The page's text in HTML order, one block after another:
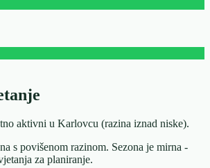
aktivni u Karlovcu (razina iznad niske).
s povišenom razinom. Sezona je mirna -
za planiranje.